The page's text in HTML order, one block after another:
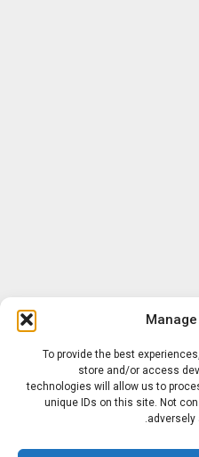
To provide the best
store and/or access
technologies will allow us to
unique IDs on this site. Not
adversely